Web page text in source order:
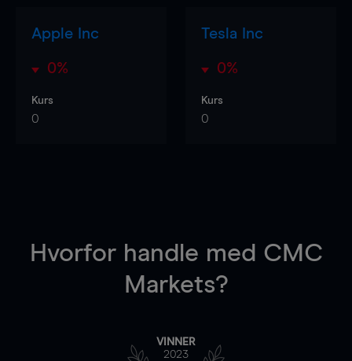
Apple Inc
0%
Kurs
0
Tesla Inc
0%
Kurs
0
Hvorfor handle med CMC
Markets?
VINNER
2023